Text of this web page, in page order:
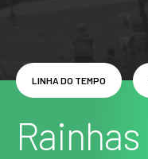
Rainhas
LINHA DO TEMPO